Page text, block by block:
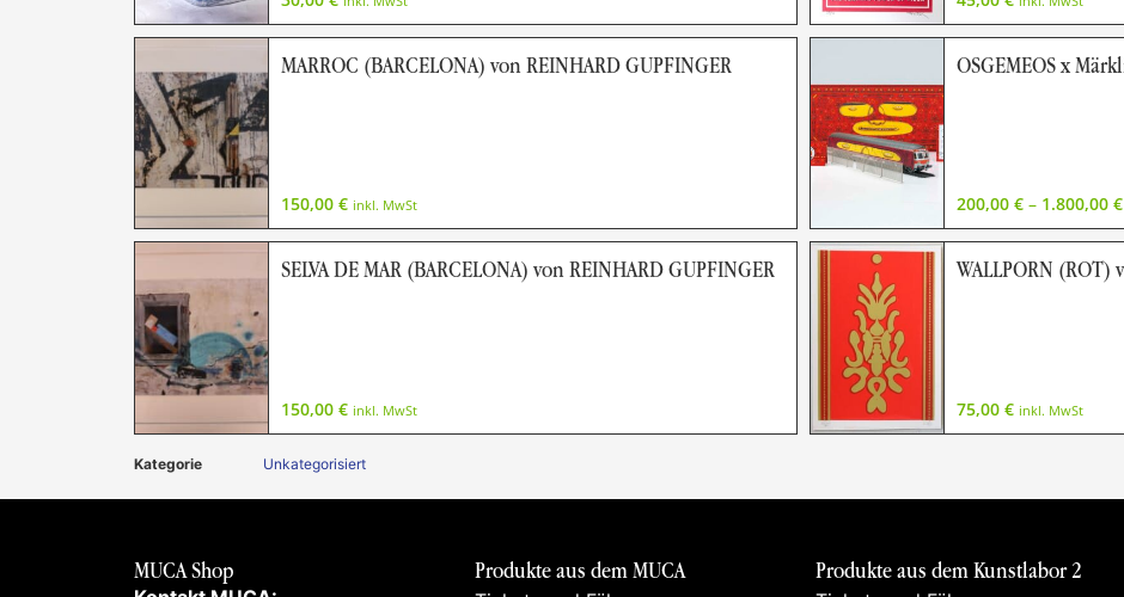
MARROC (BARCELONA) von REINHARD GUPFINGER
150,00 € inkl. MwSt
OSGEMEOS x
200,00 €– 1.800,00 €
SELVA DE MAR (BARCELONA) von REINHARD GUPFINGER
150,00 € inkl. MwSt
WALLPORN (ROT)
75,00 € inkl. MwSt
Kategorie Unkategorisiert
MUCA Shop Produkte aus dem MUCA Produkte aus dem Kunstlabor 2